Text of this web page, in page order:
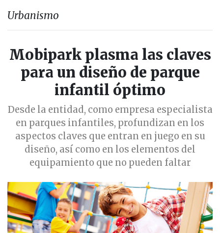
Urbanismo
Mobipark plasma las claves
para un diseño de parque
infantil óptimo
Desde la entidad, como empresa especialista
en parques infantiles, profundizan en los
aspectos claves que entran en juego en su
diseño, así como en los elementos del
equipamiento que no pueden faltar